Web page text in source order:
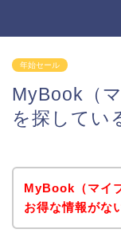
年始セール
MyBook（
を探してい
MyBook（マイ
お得な情報がな